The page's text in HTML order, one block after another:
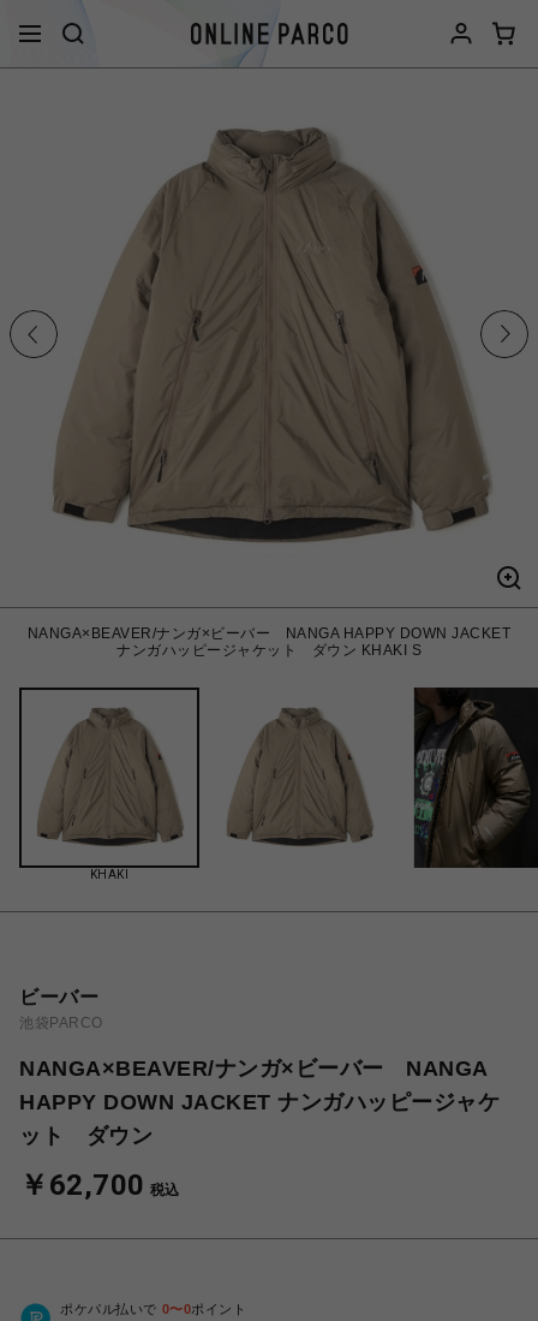
NANGA×BEAVER/ナンガ×ビーバー NANGA HAPPY DOWN JACKET
ナンガハッピージャケット ダウン KHAKI S
KHAKI
ビーバー
池袋PARCO
NANGA×BEAVER/ナンガ×ビーバー NANGA
HAPPY DOWN JACKET ナンガハッピージャケ
ット ダウン
￥62,700 税込
ポケパル払いで 0〜0ポイント